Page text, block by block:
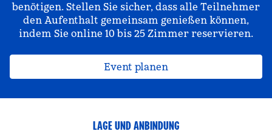
benötigen. Stellen Sie sicher, dass alle Teilnehmer
den Aufenthalt gemeinsam genießen können,
indem Sie online 10 bis 25 Zimmer reservieren.
Event planen
LAGE UND ANBINDUNG